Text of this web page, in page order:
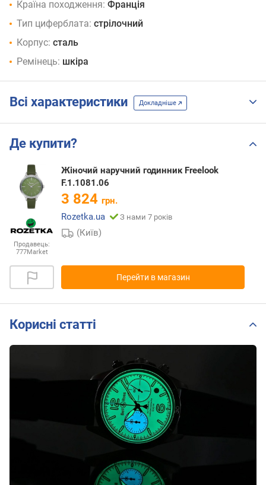
Країна походження: Франція
Тип циферблата: стрілочний
Корпус: сталь
Ремінець: шкіра
Всі характеристики Докладніше
Де купити?
Продавець:
777Market
Жіночий наручний годинник Freelook
F.1.1081.06
3 824 грн.
Rozetka.ua
З нами 7 років
(Київ)
Перейти в магазин
Корисні статті